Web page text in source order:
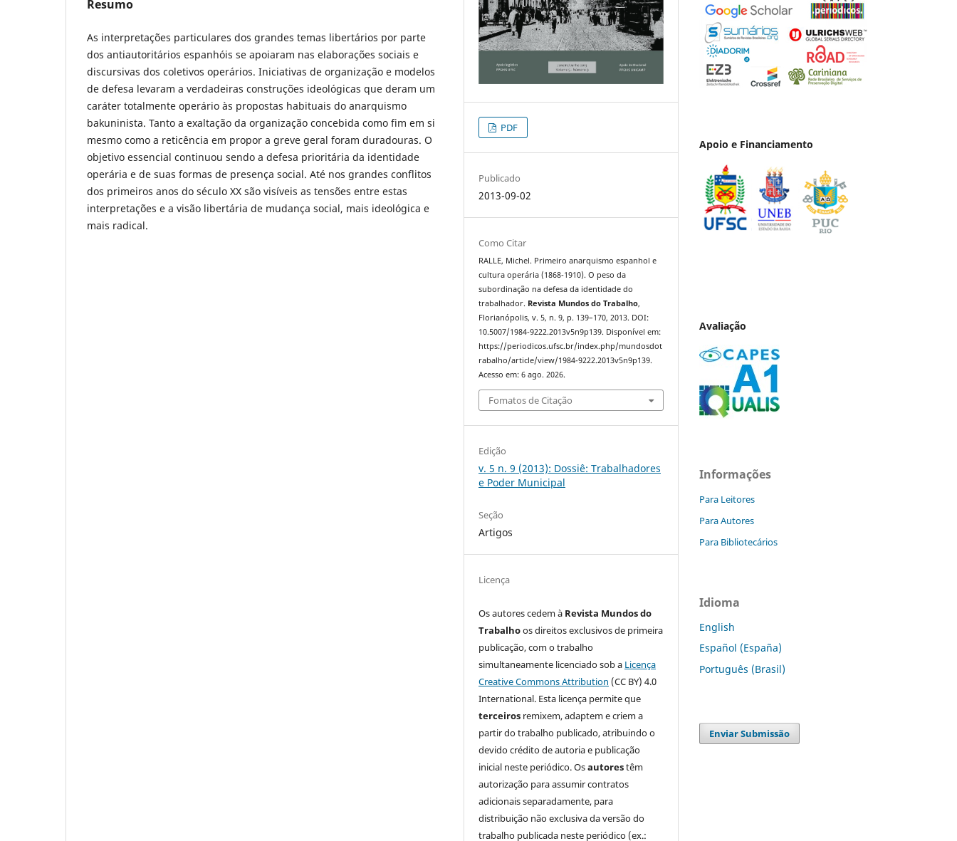
Resumo
As interpretações particulares dos grandes temas libertários por parte
dos antiautoritários espanhóis se apoiaram nas elaborações sociais e
discursivas dos coletivos operários. Iniciativas de organização e modelos
de defesa levaram a verdadeiras construções ideológicas que deram um
caráter totalmente operário às propostas habituais do anarquismo
bakuninista. Tanto a exaltação da organização concebida como fim em si
mesmo como a reticência em propor a greve geral foram duradouras. O
objetivo essencial continuou sendo a defesa prioritária da identidade
operária e de suas formas de presença social. Até nos grandes conflitos
dos primeiros anos do século XX são visíveis as tensões entre estas
interpretações e a visão libertária de mudança social, mais ideológica e
mais radical.
PDF
Publicado
2013-09-02
Como Citar
RALLE, Michel. Primeiro anarquismo espanhol e
cultura operária (1868-1910). O peso da
subordinação na defesa da identidade do
trabalhador. Revista Mundos do Trabalho,
Florianópolis, v. 5, n. 9, p. 139–170, 2013. DOI:
10.5007/1984-9222.2013v5n9p139. Disponível em:
https://periodicos.ufsc.br/index.php/mundosdot
rabalho/article/view/1984-9222.2013v5n9p139.
Acesso em: 6 ago. 2026.
Fomatos de Citação
Edição
v. 5 n. 9 (2013): Dossiê: Trabalhadores
e Poder Municipal
Seção
Artigos
Licença
Os autores cedem à Revista Mundos do
Trabalhoos direitos exclusivos de primeira
publicação, com o trabalho
simultaneamente licenciado sob a Licença
Creative Commons Attribution (CC BY) 4.0
International. Esta licença permite que
terceiros remixem, adaptem e criem a
partir do trabalho publicado, atribuindo o
devido crédito de autoria e publicação
inicial neste periódico. Osautorestêm
autorização para assumir contratos
adicionais separadamente, para
distribuição não exclusiva da versão do
trabalho publicada neste periódico (ex.:
Apoio e Financiamento
Avaliação
Informações
Para Leitores
Para Autores
Para Bibliotecários
Idioma
English
Español (España)
Português (Brasil)
Enviar Submissão